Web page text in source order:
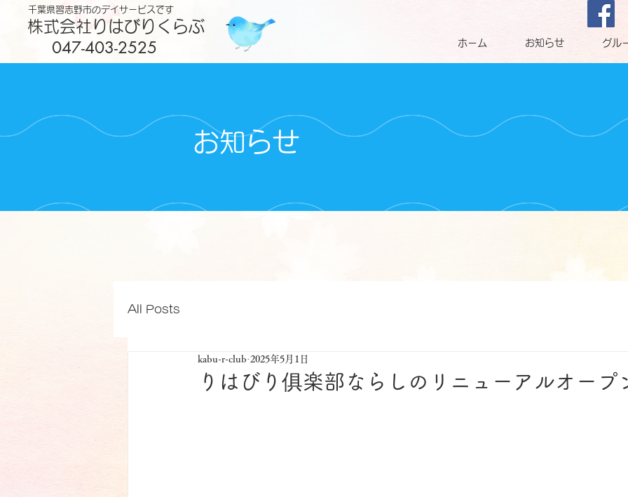
千葉県習志野市のデイサービスです
株式会社りはびりくらぶ
047-403-2525 ホーム お知らせ グル
お知らせ
All Posts
りはびり俱楽部ならしのリニューアルオープ
kabu-r-club 2025年5月1日